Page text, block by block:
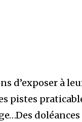
d’exposer à
pistes
doléances